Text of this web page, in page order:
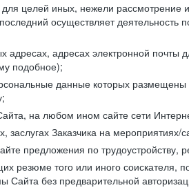
целей иных, нежели
осуществляет деятельность
адресах электронной
подобное);
данные которых
на любом ином сайте сети
Заказчика на
предложения по
резюме того или иного
без предварительной